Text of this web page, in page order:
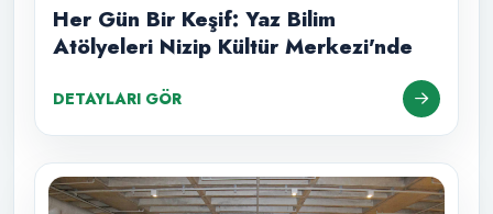
Her Gün Bir Keşif: Yaz Bilim
Atölyeleri Nizip Kültür Merkezi'nde
DETAYLARI GÖR